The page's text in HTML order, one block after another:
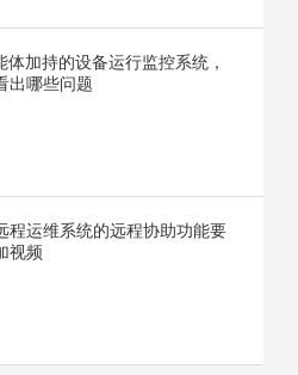
体加持的设备运行监控系统，
出哪些问题
程运维系统的远程协助功能要
视频